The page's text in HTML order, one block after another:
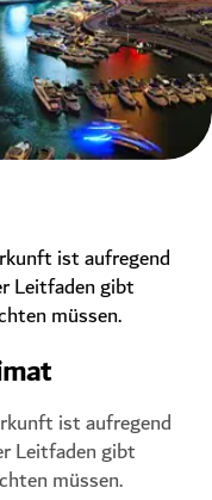
ist aufregend
Leitfaden gibt
müssen.
ist aufregend
Leitfaden gibt
müssen.